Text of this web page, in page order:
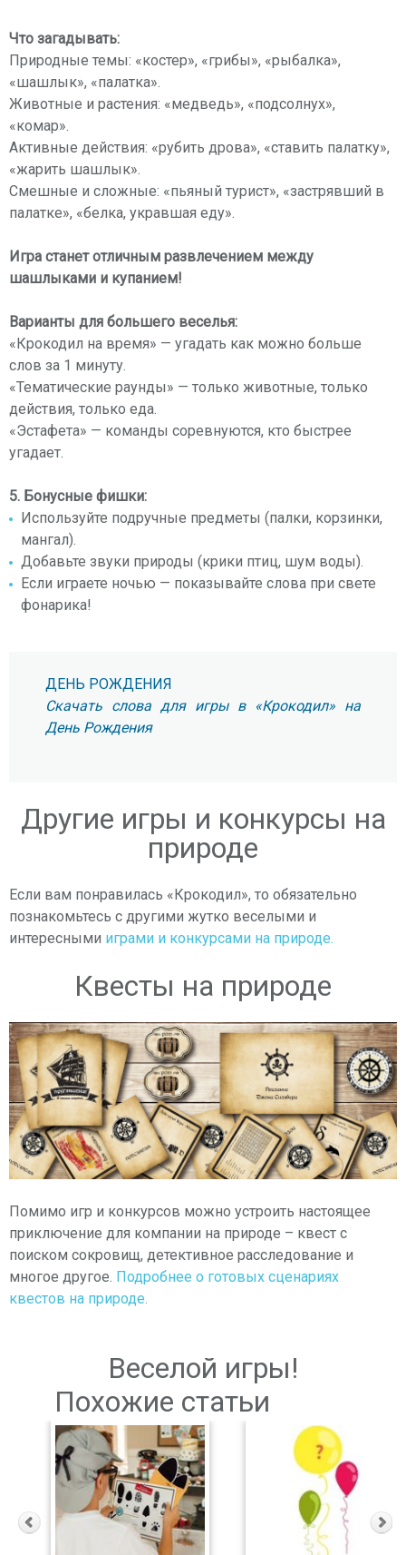
Что загадывать:
Природные темы: «костер», «грибы», «рыбалка»,
«шашлык», «палатка».
Животные и растения: «медведь», «подсолнух»,
«комар».
Активные действия: «рубить дрова», «ставить палатку»,
«жарить шашлык».
Смешные и сложные: «пьяный турист», «застрявший в
палатке», «белка, укравшая еду».
Игра станет отличным развлечением между
шашлыками и купанием!
Варианты для большего веселья:
«Крокодил на время» — угадать как можно больше
слов за 1 минуту.
«Тематические раунды» — только животные, только
действия, только еда.
«Эстафета» — команды соревнуются, кто быстрее
угадает.
5. Бонусные фишки:
Используйте подручные предметы (палки, корзинки,
мангал).
Добавьте звуки природы (крики птиц, шум воды).
Если играете ночью — показывайте слова при свете
фонарика!
ДЕНЬ РОЖДЕНИЯ
Скачать слова для игры в «Крокодил» на
День Рождения
Другие игры и конкурсы на
природе
Если вам понравилась «Крокодил», то обязательно
познакомьтесь с другими жутко веселыми и
интересными играми и конкурсами на природе.
Квесты на природе
Помимо игр и конкурсов можно устроить настоящее
приключение для компании на природе – квест с
поиском сокровищ, детективное расследование и
многое другое. Подробнее о готовых сценариях
квестов на природе.
Веселой игры!
Похожие статьи